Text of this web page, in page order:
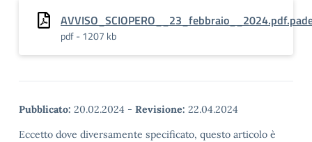
pdf - 1207 kb
Pubblicato: 20.02.2024 - Revisione: 22.04.2024
Eccetto dove diversamente specificato, questo articolo è